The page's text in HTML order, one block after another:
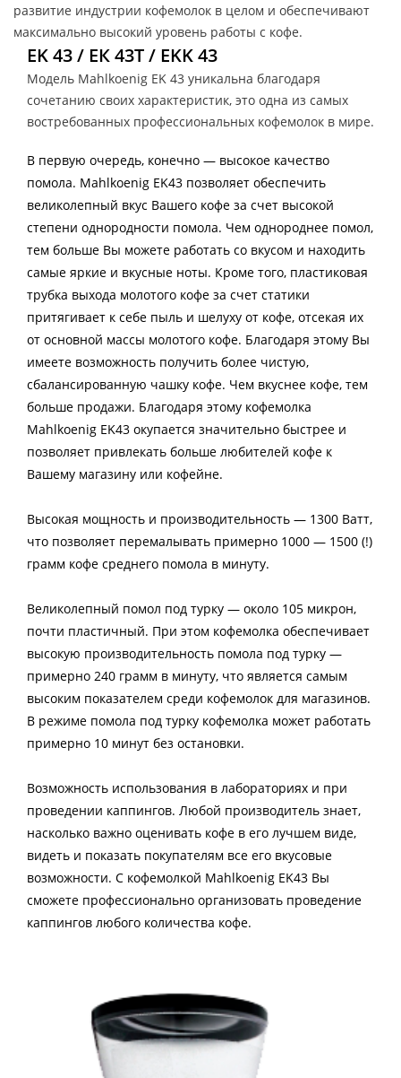
развитие индустрии кофемолок в целом и обеспечивают
максимально высокий уровень работы с кофе.
EK 43 / ЕК 43Т / EKK 43
Модель Mahlkoenig EK 43 уникальна благодаря
сочетанию своих характеристик, это одна из самых
востребованных профессиональных кофемолок в мире.
В первую очередь, конечно — высокое качество
помола. Mahlkoenig EK43 позволяет обеспечить
великолепный вкус Вашего кофе за счет высокой
степени однородности помола. Чем однороднее помол,
тем больше Вы можете работать со вкусом и находить
самые яркие и вкусные ноты. Кроме того, пластиковая
трубка выхода молотого кофе за счет статики
притягивает к себе пыль и шелуху от кофе, отсекая их
от основной массы молотого кофе. Благодаря этому Вы
имеете возможность получить более чистую,
сбалансированную чашку кофе. Чем вкуснее кофе, тем
больше продажи. Благодаря этому кофемолка
Mahlkoenig EK43 окупается значительно быстрее и
позволяет привлекать больше любителей кофе к
Вашему магазину или кофейне.
Высокая мощность и производительность — 1300 Ватт,
что позволяет перемалывать примерно 1000 — 1500 (!)
грамм кофе среднего помола в минуту.
Великолепный помол под турку — около 105 микрон,
почти пластичный. При этом кофемолка обеспечивает
высокую производительность помола под турку —
примерно 240 грамм в минуту, что является самым
высоким показателем среди кофемолок для магазинов.
В режиме помола под турку кофемолка может работать
примерно 10 минут без остановки.
Возможность использования в лабораториях и при
проведении каппингов. Любой производитель знает,
насколько важно оценивать кофе в его лучшем виде,
видеть и показать покупателям все его вкусовые
возможности. С кофемолкой Mahlkoenig EK43 Вы
сможете профессионально организовать проведение
каппингов любого количества кофе.